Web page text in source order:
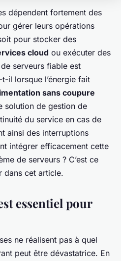
dépendent fortement des
gérer leurs opérations
pour stocker des
cloud ou exécuter des
de serveurs fiable est
il lorsque l’énergie fait
sans coupure
solution de gestion de
du service en cas de
ainsi des interruptions
intégrer efficacement cette
de serveurs ? C’est ce
dans cet article.
essentiel pour
ne réalisent pas à quel
peut être dévastatrice. En